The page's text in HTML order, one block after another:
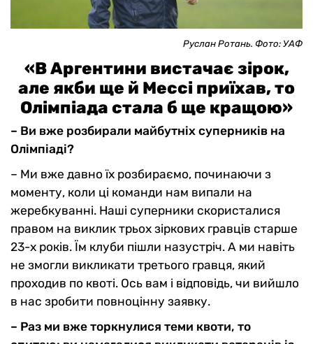
Руслан Ротань. Фото: УАФ
«В Аргентини вистачає зірок,
але якби ще й Мессі приїхав, то
Олімпіада стала б ще кращою»
– Ви вже розбирали майбутніх суперників на
Олімпіаді?
– Ми вже давно їх розбираємо, починаючи з
моменту, коли ці команди нам випали на
жеребкуванні. Наші суперники скористалися
правом на виклик трьох зіркових гравців старше
23-х років. Їм клуби пішли назустріч. А ми навіть
не змогли викликати третього гравця, який
проходив по квоті. Ось вам і відповідь, чи вийшло
в нас зробити повноцінну заявку.
– Раз ми вже торкнулися теми квоти, то